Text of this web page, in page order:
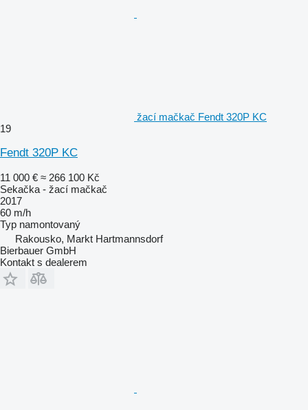
žací mačkač Fendt 320P KC
19
Fendt 320P KC
11 000 € ≈ 266 100 Kč
Sekačka - žací mačkač
2017
60 m/h
Typ namontovaný
Rakousko, Markt Hartmannsdorf
Bierbauer GmbH
Kontakt s dealerem